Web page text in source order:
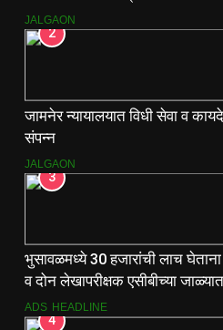
वाटप.
JALGAON
2
जामनेर न्यायालयात विधी सेवा व
संपन्न
JALGAON
3
भुसावळमध्ये 30 हजारांची लाच
व दोन लेखापरीक्षक एसीबीच्या जाळ्यात
ADS HEADLINE
4